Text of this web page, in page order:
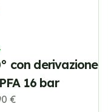
con derivazione
16 bar
€